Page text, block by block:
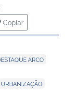
Copiar
para área de
ARCO
URBANIZAÇÃO